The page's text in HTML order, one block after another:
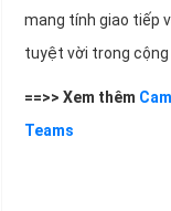
mang tính giao tiếp
tuyệt vời trong cộng
==>> Xem thêm
Teams